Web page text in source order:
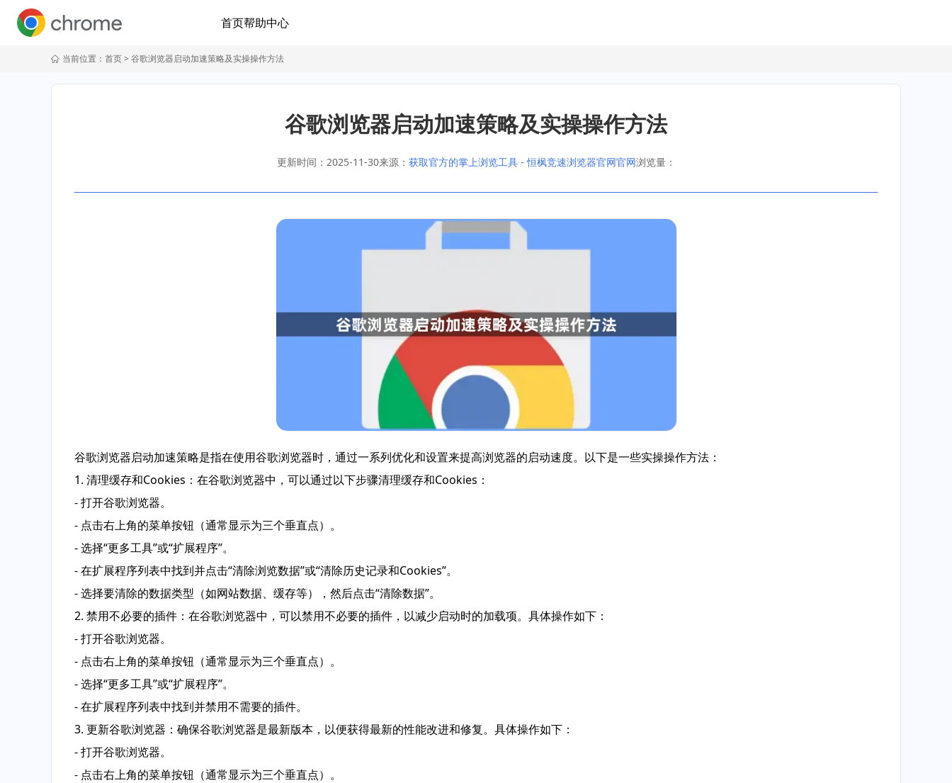
首页帮助中心
当前位置： 首页> 谷歌浏览器启动加速策略及实操操作方法
谷歌浏览器启动加速策略及实操操作方法
更新时间：2025-11-30来源： 获取官方的掌上浏览工具 - 恒枫竞速浏览器官网官网浏览量：
谷歌浏览器启动加速策略是指在使用谷歌浏览器时，通过一系列优化和设置来提高浏览器的启动速度。以下是一些实操操作方法：
1. 清理缓存和Cookies：在谷歌浏览器中，可以通过以下步骤清理缓存和Cookies：
- 打开谷歌浏览器。
- 点击右上角的菜单按钮（通常显示为三个垂直点）。
- 选择“更多工具”或“扩展程序”。
- 在扩展程序列表中找到并点击“清除浏览数据”或“清除历史记录和Cookies”。
- 选择要清除的数据类型（如网站数据、缓存等），然后点击“清除数据”。
2. 禁用不必要的插件：在谷歌浏览器中，可以禁用不必要的插件，以减少启动时的加载项。具体操作如下：
- 打开谷歌浏览器。
- 点击右上角的菜单按钮（通常显示为三个垂直点）。
- 选择“更多工具”或“扩展程序”。
- 在扩展程序列表中找到并禁用不需要的插件。
3. 更新谷歌浏览器：确保谷歌浏览器是最新版本，以便获得最新的性能改进和修复。具体操作如下：
- 打开谷歌浏览器。
- 点击右上角的菜单按钮（通常显示为三个垂直点）。